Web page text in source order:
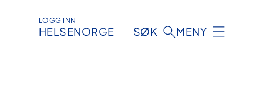
LOGG INN
HELSENORGE SØK MENY